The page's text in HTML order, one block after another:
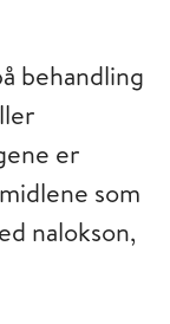
behandling
er
som
nalokson,